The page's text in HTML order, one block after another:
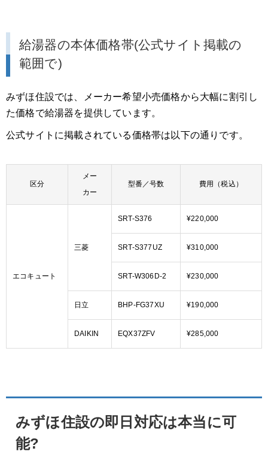
給湯器の本体価格帯(公式サイト掲載の
範囲で)
みずほ住設では、メーカー希望小売価格から大幅に割引し
た価格で給湯器を提供しています。
公式サイトに掲載されている価格帯は以下の通りです。
区分
メー
カー
型番／号数 費用（税込）
エコキュート
三菱
SRT-S376 ¥220,000
SRT-S377UZ ¥310,000
SRT-W306D-2 ¥230,000
日立 BHP-FG37XU ¥190,000
DAIKIN EQX37ZFV ¥285,000
みずほ住設の即日対応は本当に可
能?